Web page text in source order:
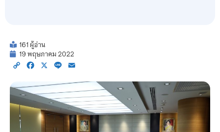
161 ผู้อ่าน
19 พฤษภาคม 2022
Copy Facebook
X Line